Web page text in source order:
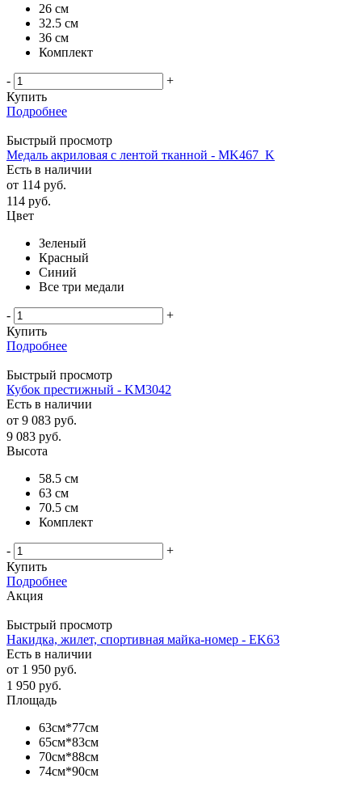
26 см
32.5 см
36 см
Комплект
-
+
Купить
Подробнее
Быстрый просмотр
Медаль акриловая с лентой тканной - MK467_K
Есть в наличии
от 114 руб.
114 руб.
Цвет
Зеленый
Красный
Синий
Все три медали
-
+
Купить
Подробнее
Быстрый просмотр
Кубок престижный - KM3042
Есть в наличии
от 9 083 руб.
9 083 руб.
Высота
58.5 см
63 см
70.5 см
Комплект
-
+
Купить
Подробнее
Акция
Быстрый просмотр
Накидка, жилет, спортивная майка-номер - EK63
Есть в наличии
от 1 950 руб.
1 950 руб.
Площадь
63см*77см
65см*83см
70см*88см
74см*90см